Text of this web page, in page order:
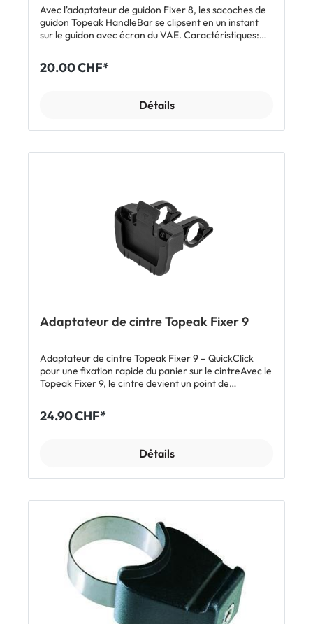
Avec l'adaptateur de guidon Fixer 8, les sacoches de
guidon Topeak HandleBar se clipsent en un instant
sur le guidon avec écran du VAE. Caractéristiques:
Idéal pour les vélos électriques avec écran
Compatible avec les cintres ø 25,4, 28,6 et 31,8 mm
pour VAE Topeak Adapter Fixer 8E
20.00 CHF*
Détails
Adaptateur de cintre Topeak Fixer 9
Adaptateur de cintre Topeak Fixer 9 – QuickClick
pour une fixation rapide du panier sur le cintreAvec le
Topeak Fixer 9, le cintre devient un point de
le retirer – la vie quotidienne à vélo peut être aussi
simple que ça. Grâce au système QuickClick®, ton
tout en étant facile à utiliser pour les déplacements
domicile-travail, les courses ou les balades en
petites courses ou un antivol✅ Compatible avec les
diamètres au milieu du cintre de 25,4 / 28,6 / 31,8 mm
– idéal pour vélos de ville et de trekking✅ Compatible
avec Topeak et autres – interface idéale pour le
panier ou la sacoche de guidon à l'avant✅ Composite
fibre de verre combinant robustesse et légèreté✅
Design compact de 11 x 10,7 x 8,5 cm pour un poste de
pilotage ordonnéCaractéristiquesCompatibilité:
24.90 CHF*
Détails